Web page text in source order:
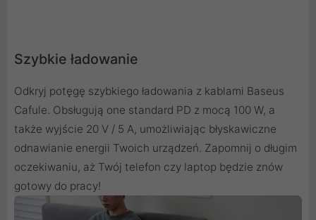
Szybkie ładowanie
Odkryj potęgę szybkiego ładowania z kablami Baseus
Cafule. Obsługują one standard PD z mocą 100 W, a
także wyjście 20 V / 5 A, umożliwiając błyskawiczne
odnawianie energii Twoich urządzeń. Zapomnij o długim
oczekiwaniu, aż Twój telefon czy laptop będzie znów
gotowy do pracy!